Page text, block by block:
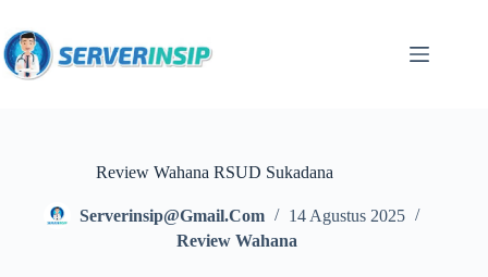
Review Wahana RSUD Sukadana
Serverinsip@gmail.com
14 Agustus 2025
Review Wahana